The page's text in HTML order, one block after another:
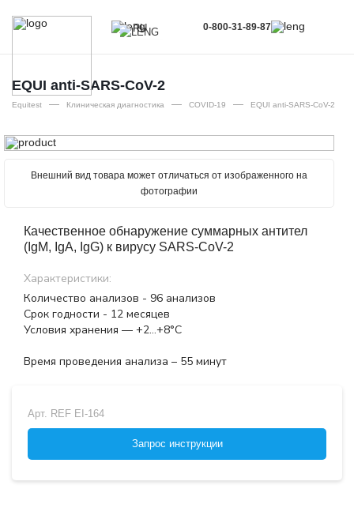
RU
EN
RU
0-800-31-89-87
EQUI anti-SARS-CoV-2
Equitest — Клиническая диагностика — COVID-19 — EQUI anti-SARS-CoV-2
Внешний вид товара может отличаться от изображенного на
фотографии
Качественное обнаружение суммарных антител
(IgM, IgA, IgG) к вирусу SARS-CoV-2
Характеристики:
Количество анализов - 96 анализов
Срок годности - 12 месяцев
Условия хранения — +2…+8°С
Время проведения анализа – 55 минут
Арт. REF EI-164
Запрос инструкции